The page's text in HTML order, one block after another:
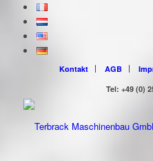
Kontakt AGB
Tel: +49 (0)